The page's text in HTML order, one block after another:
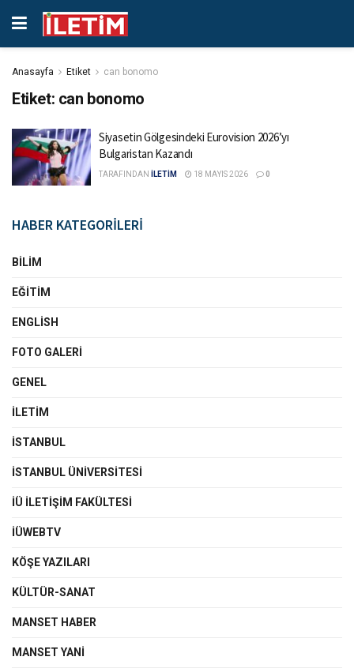
Anasayfa Etiket can bonomo
Etiket: can bonomo
Siyasetin Gölgesindeki Eurovision 2026’yı
Bulgaristan Kazandı
TARAFINDAN İLETİM 18 MAYIS 2026 0
HABER KATEGORİLERİ
BILIM
EĞITIM
ENGLISH
FOTO GALERI
GENEL
İLETIM
İSTANBUL
İSTANBUL ÜNIVERSITESI
İÜ İLETIŞIM FAKÜLTESI
İÜWEBTV
KÖŞE YAZILARI
KÜLTÜR-SANAT
MANSET HABER
MANSET YANI